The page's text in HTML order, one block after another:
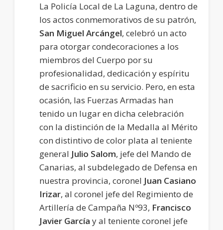
La Policía Local de La Laguna, dentro de
los actos conmemorativos de su patrón,
San Miguel Arcángel, celebró un acto
para otorgar condecoraciones a los
miembros del Cuerpo por su
profesionalidad, dedicación y espíritu
de sacrificio en su servicio. Pero, en esta
ocasión, las Fuerzas Armadas han
tenido un lugar en dicha celebración
con la distinción de la Medalla al Mérito
con distintivo de color plata al teniente
general Julio Salom, jefe del Mando de
Canarias, al subdelegado de Defensa en
nuestra provincia, coronel Juan Casiano
Irizar, al coronel jefe del Regimiento de
Artillería de Campaña Nº93, Francisco
Javier García y al teniente coronel jefe